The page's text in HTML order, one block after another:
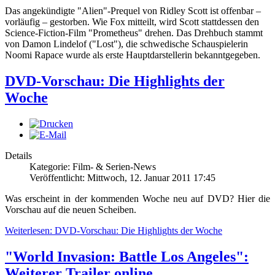
Das angekündigte "Alien"-Prequel von Ridley Scott ist offenbar –
vorläufig – gestorben. Wie Fox mitteilt, wird Scott stattdessen den
Science-Fiction-Film "Prometheus" drehen. Das Drehbuch stammt
von Damon Lindelof ("Lost"), die schwedische Schauspielerin
Noomi Rapace wurde als erste Hauptdarstellerin bekanntgegeben.
DVD-Vorschau: Die Highlights der
Woche
Details
Kategorie: Film- & Serien-News
Veröffentlicht: Mittwoch, 12. Januar 2011 17:45
Was erscheint in der kommenden Woche neu auf DVD? Hier die
Vorschau auf die neuen Scheiben.
Weiterlesen: DVD-Vorschau: Die Highlights der Woche
"World Invasion: Battle Los Angeles":